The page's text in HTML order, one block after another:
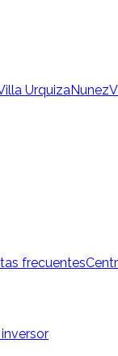
UrquizaNunez
frecuentes